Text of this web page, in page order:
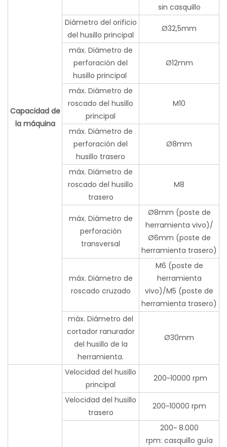
Capacidad de
la máquina
sin casquillo
Diámetro del orificio
del husillo principal
Ø32,5mm
máx. Diámetro de
perforación del
husillo principal
Ø12mm
máx. Diámetro de
roscado del husillo
principal
M10
máx. Diámetro de
perforación del
husillo trasero
Ø8mm
máx. Diámetro de
roscado del husillo
trasero
M8
máx. Diámetro de
perforación
transversal
Ø8mm (poste de
herramienta vivo)/
Ø6mm (poste de
herramienta trasero)
máx. Diámetro de
roscado cruzado
M6 (poste de
herramienta
vivo)/M5 (poste de
herramienta trasero)
máx. Diámetro del
cortador ranurador
del husillo de la
herramienta.
Ø30mm
Velocidad del husillo
principal
200~10000 rpm
Velocidad del husillo
trasero
200~10000 rpm
200~ 8.000
rpm: casquillo guía